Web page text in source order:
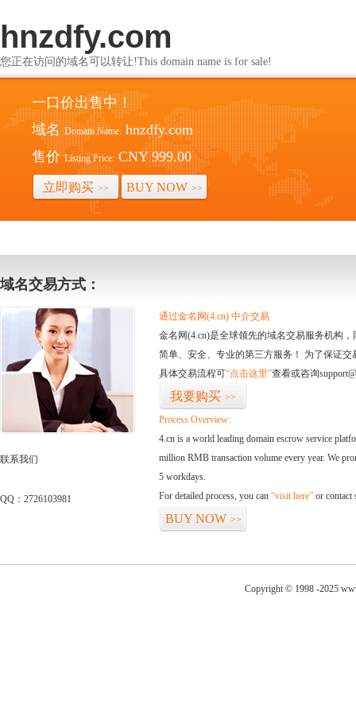
hnzdfy.com
您正在访问的域名可以转让!This domain name is for sale!
一口价出售中！
域名 Domain Name: hnzdfy.com
售价 Listing Price: CNY 999.00
立即购买 >> BUY NOW >>
域名交易方式：
联系我们
QQ：2726103981
通过金名网(4.cn) 中介交易
金名网(4.cn)是全球领先的域名交易服务机构
简单、安全、专业的第三方服务！ 为了保证
具体交易流程可“点击这里”查看或咨询
我要购买 >>
Process Overview:
4.cn is a world leading domain escrow service
million RMB transaction volume every year. We
5 workdays.
For detailed process, you can “visit here” or contact
BUY NOW >>
Copyright © 1998 -2025